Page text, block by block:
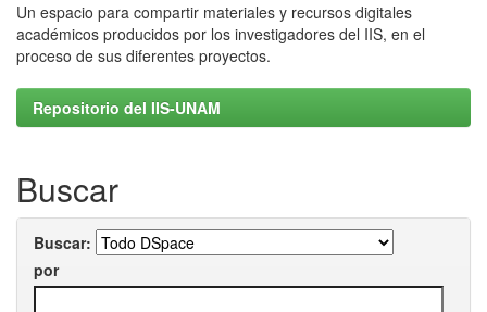
Un espacio para compartir materiales y recursos digitales
académicos producidos por los investigadores del IIS, en el
proceso de sus diferentes proyectos.
Repositorio del IIS-UNAM
Buscar
Buscar:
por